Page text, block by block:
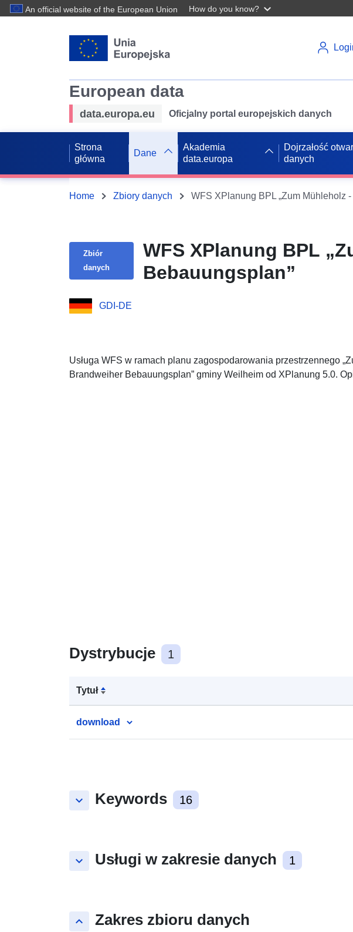
An official website of the European Union How do you know?
European data
data.europa.eu Oficjalny portal europejskich danych
Strona
główna
Dane
Akademia
data.europa
Dojrzałość
danych
Home Zbiory danych WFS XPlanung BPL „Zum Mühleholz
Zbiór
danych
WFS XPlanung BPL
Bebauungsplan”
GDI-DE
Usługa WFS w ramach planu zagospodarowania przestrzennego
Brandweiher Bebauungsplan” gminy Weilheim od XPlanung 5.0.
Dystrybucje 1
Tytuł
download
keyboard_arrow_down Keywords 16
keyboard_arrow_down Usługi w zakresie danych 1
keyboard_arrow_up Zakres zbioru danych